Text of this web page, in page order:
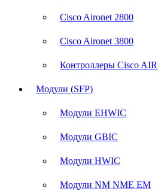
Cisco Aironet 2800
Cisco Aironet 3800
Контроллеры Cisco AIR
Модули (SFP)
Модули EHWIC
Модули GBIC
Модули HWIC
Модули NM NME EM